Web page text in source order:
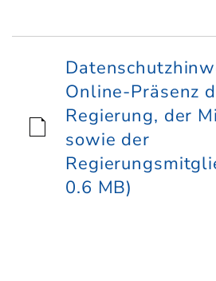
Online-Präsenz
Regierung, der
sowie der
0.6 MB)